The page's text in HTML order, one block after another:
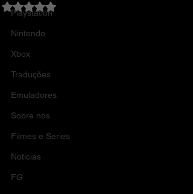
Playstation
Nintendo
Xbox
Traduções
Emuladores
Sobre nos
Filmes e Series
Noticias
FG
Avaliado com NaN de 5 estrelas.